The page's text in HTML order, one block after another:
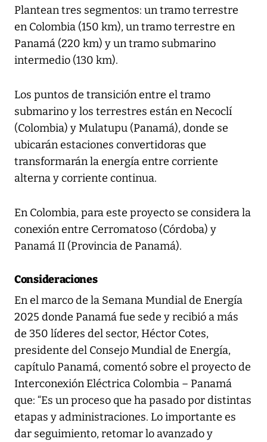
Plantean tres segmentos: un tramo terrestre
en Colombia (150 km), un tramo terrestre en
Panamá (220 km) y un tramo submarino
intermedio (130 km).
Los puntos de transición entre el tramo
submarino y los terrestres están en Necoclí
(Colombia) y Mulatupu (Panamá), donde se
ubicarán estaciones convertidoras que
transformarán la energía entre corriente
alterna y corriente continua.
En Colombia, para este proyecto se considera la
conexión entre Cerromatoso (Córdoba) y
Panamá II (Provincia de Panamá).
Consideraciones
En el marco de la Semana Mundial de Energía
2025 donde Panamá fue sede y recibió a más
de 350 líderes del sector, Héctor Cotes,
presidente del Consejo Mundial de Energía,
capítulo Panamá, comentó sobre el proyecto de
Interconexión Eléctrica Colombia – Panamá
que: “Es un proceso que ha pasado por distintas
etapas y administraciones. Lo importante es
dar seguimiento, retomar lo avanzado y